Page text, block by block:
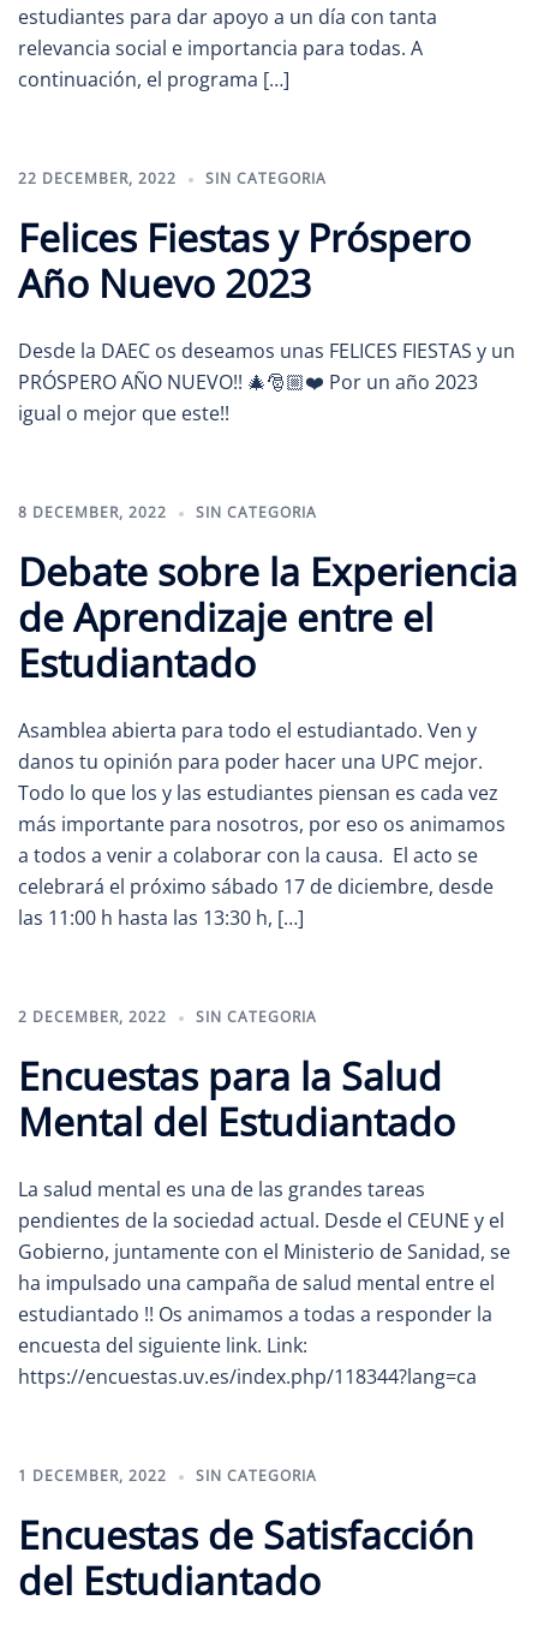
estudiantes para dar apoyo a un día con tanta
relevancia social e importancia para todas. A
continuación, el programa […]
22 DECEMBER, 2022 SIN CATEGORIA
Felices Fiestas y Próspero
Año Nuevo 2023
Desde la DAEC os deseamos unas FELICES FIESTAS y un
PRÓSPERO AÑO NUEVO!! 🎄🎅🏼❤️ Por un año 2023
igual o mejor que este!!
8 DECEMBER, 2022 SIN CATEGORIA
Debate sobre la Experiencia
de Aprendizaje entre el
Estudiantado
Asamblea abierta para todo el estudiantado. Ven y
danos tu opinión para poder hacer una UPC mejor.
Todo lo que los y las estudiantes piensan es cada vez
más importante para nosotros, por eso os animamos
a todos a venir a colaborar con la causa. El acto se
celebrará el próximo sábado 17 de diciembre, desde
las 11:00 h hasta las 13:30 h, […]
2 DECEMBER, 2022 SIN CATEGORIA
Encuestas para la Salud
Mental del Estudiantado
La salud mental es una de las grandes tareas
pendientes de la sociedad actual. Desde el CEUNE y el
Gobierno, juntamente con el Ministerio de Sanidad, se
ha impulsado una campaña de salud mental entre el
estudiantado !! Os animamos a todas a responder la
encuesta del siguiente link. Link:
https://encuestas.uv.es/index.php/118344?lang=ca
1 DECEMBER, 2022 SIN CATEGORIA
Encuestas de Satisfacción
del Estudiantado